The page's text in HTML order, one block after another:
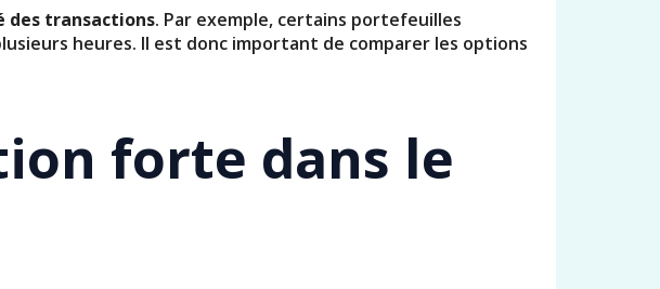
des transactions. Par exemple, certains portefeuilles
heures. Il est donc important de comparer les options
forte dans le